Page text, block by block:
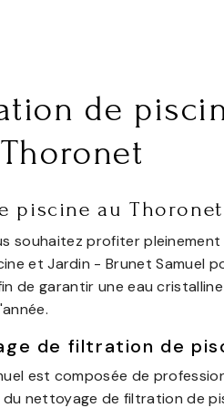
de
piscine au Thoronet
souhaitez profiter pleinement
et Jardin - Brunet Samuel
de garantir une eau
de filtration de
est composée de
nettoyage de filtration de